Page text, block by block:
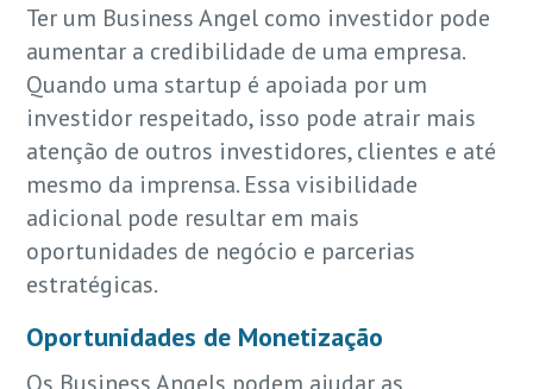
Ter um Business Angel como investidor pode
aumentar a credibilidade de uma empresa.
Quando uma startup é apoiada por um
investidor respeitado, isso pode atrair mais
atenção de outros investidores, clientes e até
mesmo da imprensa. Essa visibilidade
adicional pode resultar em mais
oportunidades de negócio e parcerias
estratégicas.
Oportunidades de Monetização
Os Business Angels podem ajudar as